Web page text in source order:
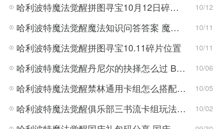
哈利波特魔法觉醒拼图寻宝10月12日碎片获取方法 10/12
哈利波特魔法觉醒魔法知识问答答案 魔法知识问答怎么过 10/11
哈利波特魔法觉醒拼图寻宝10.11碎片位置 10/11
哈利波特魔法觉醒丹尼尔的抉择怎么过 BOSS打法攻略 10/06
哈利波特魔法觉醒禁林通用卡组怎么搭配 卡组搭配推荐 10/05
哈利波特魔法觉醒俱乐部三书流卡组玩法 哈利波特魔法觉醒俱乐部三书流卡组搭配攻略 10/02